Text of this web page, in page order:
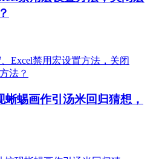
蜴画作引汤米回归猜想，